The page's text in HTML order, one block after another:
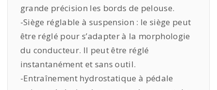
grande précision les bords de pelouse.
-Siège réglable à suspension : le siège peut
être réglé pour s’adapter à la morphologie
du conducteur. Il peut être réglé
instantanément et sans outil.
-Entraînement hydrostatique à pédale